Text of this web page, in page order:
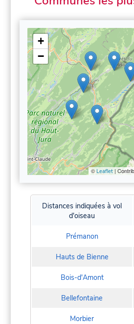
+
−
© Leaflet|
Distances indiquées à vol
d'oiseau
Prémanon
Hauts de Bienne
Bois-d'Amont
Bellefontaine
Morbier